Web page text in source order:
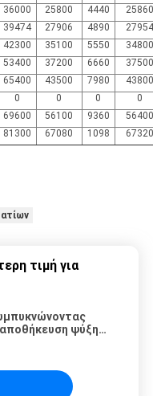
36000 25800 4440
39474 27906 4890
42300 35100 5550
53400 37200 6660
65400 43500 7980
0 0 0
0
69600 56100 9360
81300 67080 1098
τιμή για
ψύξης